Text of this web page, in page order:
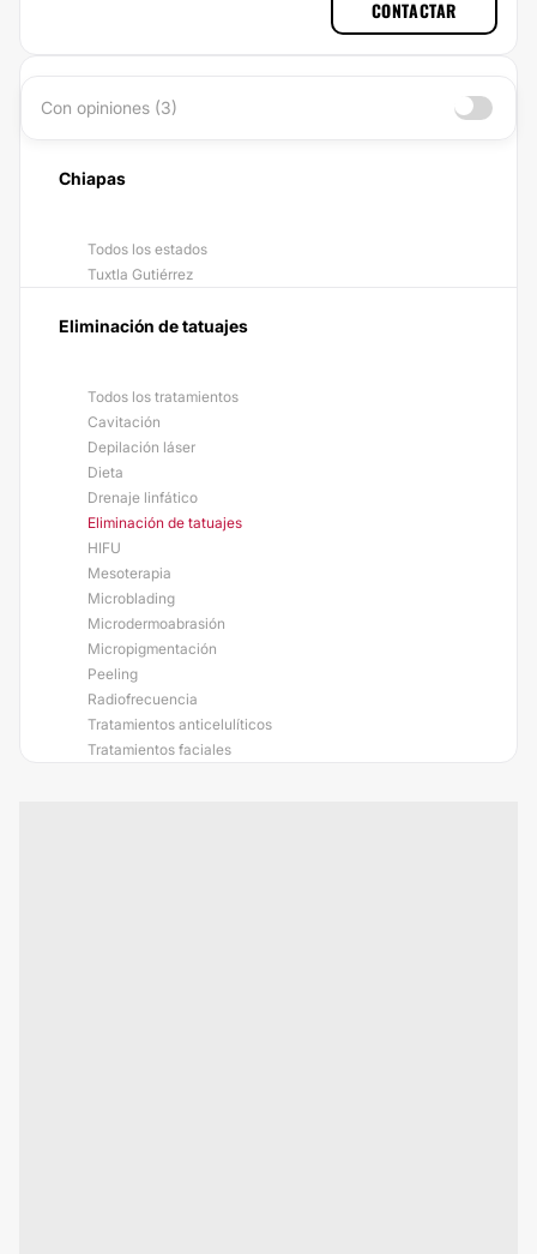
CONTACTAR
Con opiniones (3)
Chiapas
Todos los estados
Tuxtla Gutiérrez
Eliminación de tatuajes
Todos los tratamientos
Cavitación
Depilación láser
Dieta
Drenaje linfático
Eliminación de tatuajes
HIFU
Mesoterapia
Microblading
Microdermoabrasión
Micropigmentación
Peeling
Radiofrecuencia
Tratamientos anticelulíticos
Tratamientos faciales